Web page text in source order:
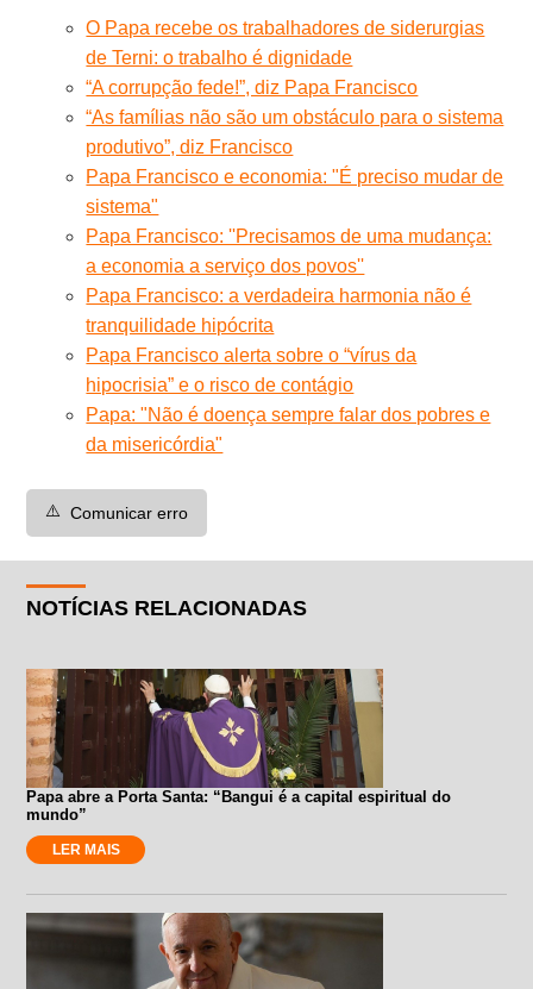
O Papa recebe os trabalhadores de siderurgias
de Terni: o trabalho é dignidade
“A corrupção fede!”, diz Papa Francisco
“As famílias não são um obstáculo para o sistema
produtivo”, diz Francisco
Papa Francisco e economia: "É preciso mudar de
sistema"
Papa Francisco: ''Precisamos de uma mudança:
a economia a serviço dos povos''
Papa Francisco: a verdadeira harmonia não é
tranquilidade hipócrita
Papa Francisco alerta sobre o “vírus da
hipocrisia” e o risco de contágio
Papa: "Não é doença sempre falar dos pobres e
da misericórdia"
⚠️ Comunicar erro
NOTÍCIAS RELACIONADAS
Papa abre a Porta Santa: “Bangui é a capital espiritual do
mundo”
LER MAIS